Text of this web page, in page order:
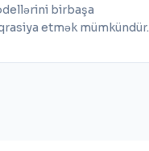
birbaşa
etmək mümkündür.